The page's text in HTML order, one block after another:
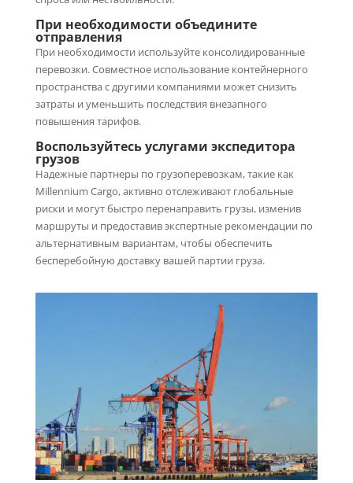
При необходимости объедините
отправления
При необходимости используйте консолидированные
перевозки. Совместное использование контейнерного
пространства с другими компаниями может снизить
затраты и уменьшить последствия внезапного
повышения тарифов.
Воспользуйтесь услугами экспедитора
грузов
Надежные партнеры по грузоперевозкам, такие как
Millennium Cargo, активно отслеживают глобальные
риски и могут быстро перенаправить грузы, изменив
маршруты и предоставив экспертные рекомендации по
альтернативным вариантам, чтобы обеспечить
бесперебойную доставку вашей партии груза.